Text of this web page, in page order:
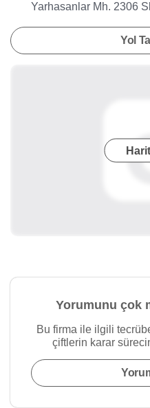
Yarhasanlar Mh. 2306
Yol
Yorumunu çok
Bu firma ile ilgili
çiftlerin karar